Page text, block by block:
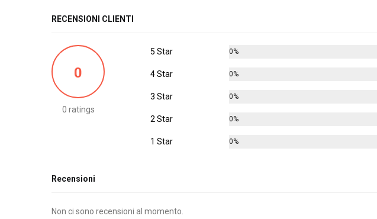
RECENSIONI CLIENTI
0
0 ratings
5 Star 0%
4 Star 0%
3 Star 0%
2 Star 0%
1 Star 0%
Recensioni
Non ci sono recensioni al momento.